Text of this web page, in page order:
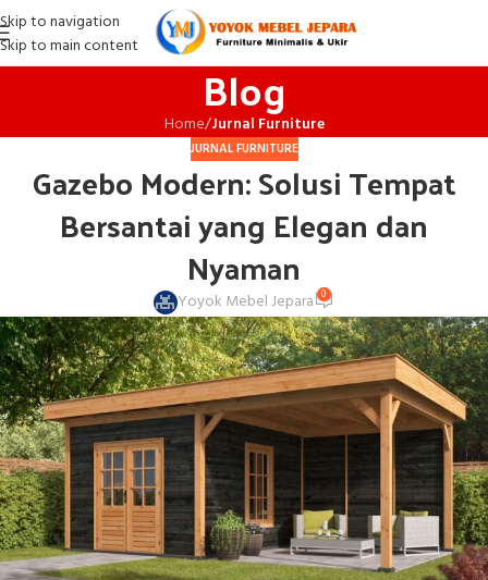
Skip to navigation
Skip to main content
Blog
Home/Jurnal Furniture
JURNAL FURNITURE
Gazebo Modern: Solusi Tempat
Bersantai yang Elegan dan
Nyaman
Yoyok Mebel Jepara 0